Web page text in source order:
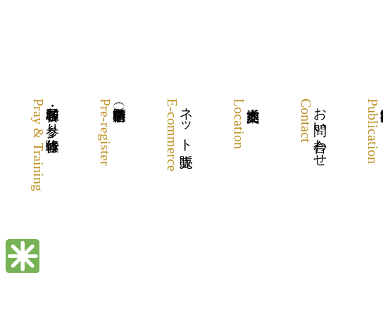
各種祈願・お参り・体験修行
Pray & Training Pre-register ネット販売
E-commerce Location お問い合わせ
Contact Publication